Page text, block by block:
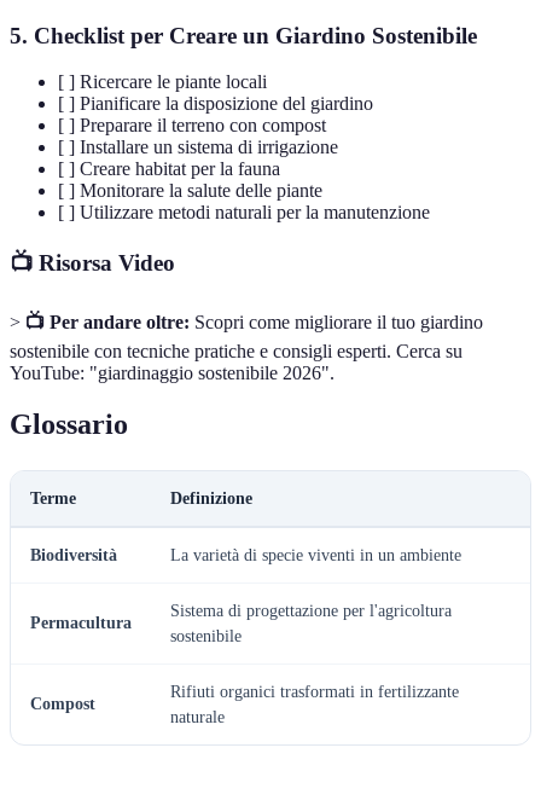
5. Checklist per Creare un Giardino Sostenibile
[ ] Ricercare le piante locali
[ ] Pianificare la disposizione del giardino
[ ] Preparare il terreno con compost
[ ] Installare un sistema di irrigazione
[ ] Creare habitat per la fauna
[ ] Monitorare la salute delle piante
[ ] Utilizzare metodi naturali per la manutenzione
📺 Risorsa Video
> 📺 Per andare oltre: Scopri come migliorare il tuo giardino
sostenibile con tecniche pratiche e consigli esperti. Cerca su
YouTube: "giardinaggio sostenibile 2026".
Glossario
Terme Definizione
Biodiversità La varietà di specie viventi in un ambiente
Permacultura
Sistema di progettazione per l'agricoltura
sostenibile
Compost
Rifiuti organici trasformati in fertilizzante
naturale